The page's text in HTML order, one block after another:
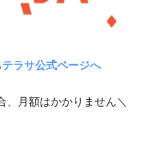
ラサ公式ページへ
、月額はかかりません＼